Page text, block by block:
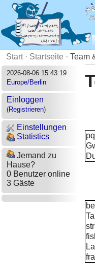
Start· Startseite · Team
2026-08-06 15:43:19
Europe/Berlin
Einloggen
(Registrieren)
Einstellungen
Statistics
Jemand zu
Hause?
0 Benutzer online
3 Gäste
pq